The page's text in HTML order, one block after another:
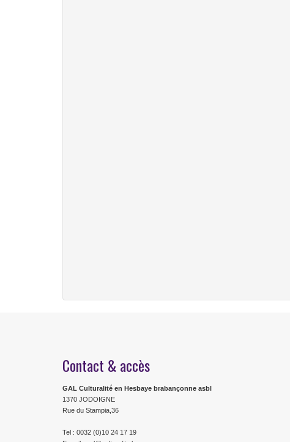
Contact & accès
GAL Culturalité en Hesbaye brabançonne asbl
1370 JODOIGNE
Rue du Stampia,36
Tel : 0032 (0)10 24 17 19